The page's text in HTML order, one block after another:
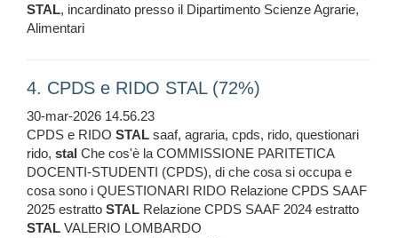
STAL, incardinato presso il Dipartimento Scienze Agrarie,
Alimentari
4. CPDS e RIDO STAL (72%)
30-mar-2026 14.56.23
CPDS e RIDO STAL saaf, agraria, cpds, rido, questionari
rido, stal Che cos'è la COMMISSIONE PARITETICA
DOCENTI-STUDENTI (CPDS), di che cosa si occupa e
cosa sono i QUESTIONARI RIDO Relazione CPDS SAAF
2025 estratto STAL Relazione CPDS SAAF 2024 estratto
STAL VALERIO LOMBARDO